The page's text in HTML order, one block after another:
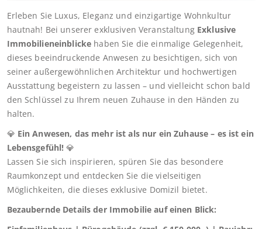
Erleben Sie Luxus, Eleganz und einzigartige Wohnkultur
hautnah! Bei unserer exklusiven Veranstaltung Exklusive
Immobilieneinblicke haben Sie die einmalige Gelegenheit,
dieses beeindruckende Anwesen zu besichtigen, sich von
seiner außergewöhnlichen Architektur und hochwertigen
Ausstattung begeistern zu lassen – und vielleicht schon bald
den Schlüssel zu Ihrem neuen Zuhause in den Händen zu
halten.
💎 Ein Anwesen, das mehr ist als nur ein Zuhause – es ist ein
Lebensgefühl! 💎
Lassen Sie sich inspirieren, spüren Sie das besondere
Raumkonzept und entdecken Sie die vielseitigen
Möglichkeiten, die dieses exklusive Domizil bietet.
Bezaubernde Details der Immobilie auf einen Blick: